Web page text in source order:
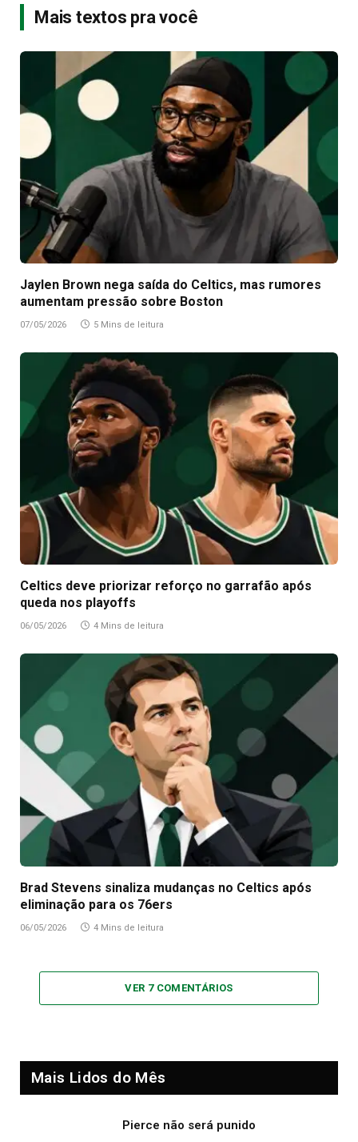
Mais textos pra você
Jaylen Brown nega saída do Celtics, mas rumores
aumentam pressão sobre Boston
07/05/2026 5 Mins de leitura
Celtics deve priorizar reforço no garrafão após
queda nos playoffs
06/05/2026 4 Mins de leitura
Brad Stevens sinaliza mudanças no Celtics após
eliminação para os 76ers
06/05/2026 4 Mins de leitura
VER 7 COMENTÁRIOS
Mais Lidos do Mês
Pierce não será punido